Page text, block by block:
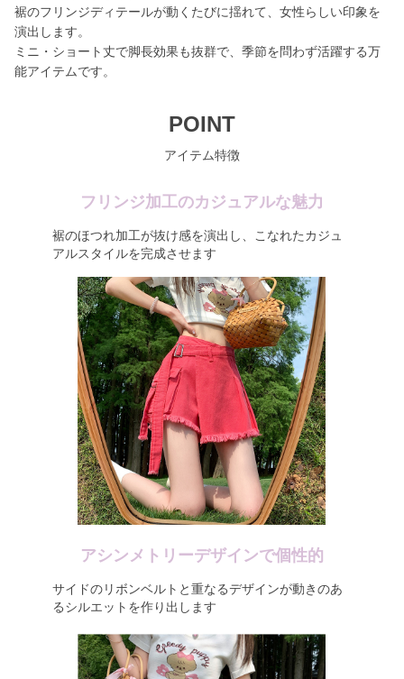
裾のフリンジディテールが動くたびに揺れて、女性らしい印象を
演出します。
ミニ・ショート丈で脚長効果も抜群で、季節を問わず活躍する万
能アイテムです。
POINT
アイテム特徴
フリンジ加工のカジュアルな魅力
裾のほつれ加工が抜け感を演出し、こなれたカジュ
アルスタイルを完成させます
アシンメトリーデザインで個性的
サイドのリボンベルトと重なるデザインが動きのあ
るシルエットを作り出します